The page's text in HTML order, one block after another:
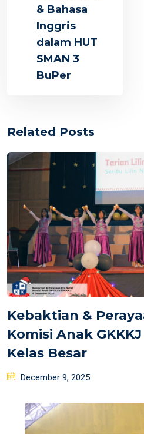
& Bahasa
Inggris
dalam HUT
SMAN 3
BuPer
Related Posts
Kebaktian &
Komisi Anak
Kelas Besar
Posted
December 9, 2025